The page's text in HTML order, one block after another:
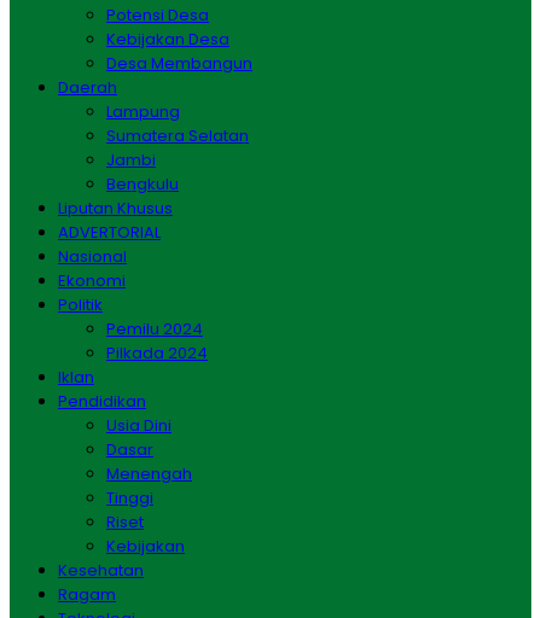
Potensi Desa
Kebijakan Desa
Desa Membangun
Daerah
Lampung
Sumatera Selatan
Jambi
Bengkulu
Liputan Khusus
ADVERTORIAL
Nasional
Ekonomi
Politik
Pemilu 2024
Pilkada 2024
Iklan
Pendidikan
Usia Dini
Dasar
Menengah
Tinggi
Riset
Kebijakan
Kesehatan
Ragam